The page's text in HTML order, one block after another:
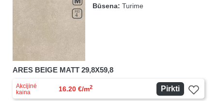
Būsena: Turime
ARES BEIGE MATT 29,8X59,8
Akcijinė
kaina
16.20 €/m2 Pirkti